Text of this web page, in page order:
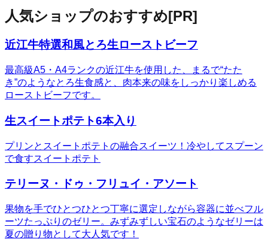
人気ショップのおすすめ[PR]
近江牛特選和風とろ生ローストビーフ
最高級A5・A4ランクの近江牛を使用した、まるで“たた
き”のようなとろ生食感と、肉本来の味をしっかり楽しめる
ローストビーフです。
生スイートポテト6本入り
プリンとスイートポテトの融合スイーツ！冷やしてスプーン
で食すスイートポテト
テリーヌ・ドゥ・フリュイ・アソート
果物を手でひとつひとつ丁寧に選定しながら容器に並べフル
ーツたっぷりのゼリー。みずみずしい宝石のようなゼリーは
夏の贈り物として大人気です！